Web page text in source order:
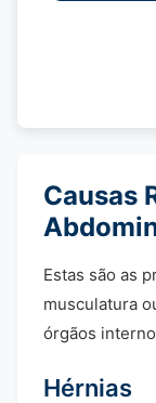
Causas
Estas são as
musculatura
órgãos
Hérnias